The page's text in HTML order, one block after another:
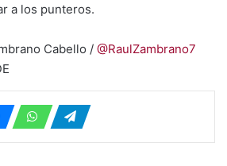
a los punteros.
Cabello / @RaulZambrano7